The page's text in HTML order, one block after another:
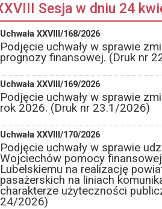
Sesja w dniu 24
Uchwała XXVIII/168/2026
Podjęcie uchwały w sprawie
prognozy finansowej. (Druk nr
Uchwała XXVIII/169/2026
Podjęcie uchwały w sprawie
rok 2026. (Druk nr 23.1/2026)
Uchwała XXVIII/170/2026
Podjęcie uchwały w sprawie
Wojciechów pomocy
Lubelskiemu na realizację
pasażerskich na liniach
charakterze użyteczności
24/2026)